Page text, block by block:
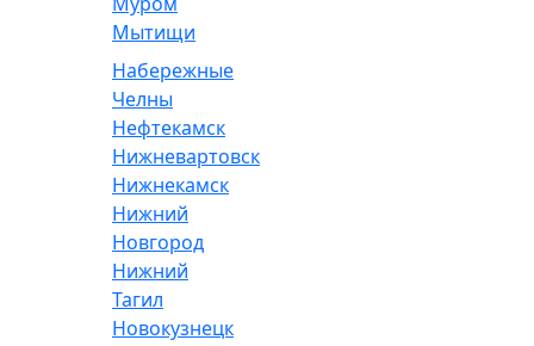
Мытищи
Набережные
Челны
Нефтекамск
Нижневартовск
Нижнекамск
Нижний
Новгород
Нижний
Тагил
Новокузнецк